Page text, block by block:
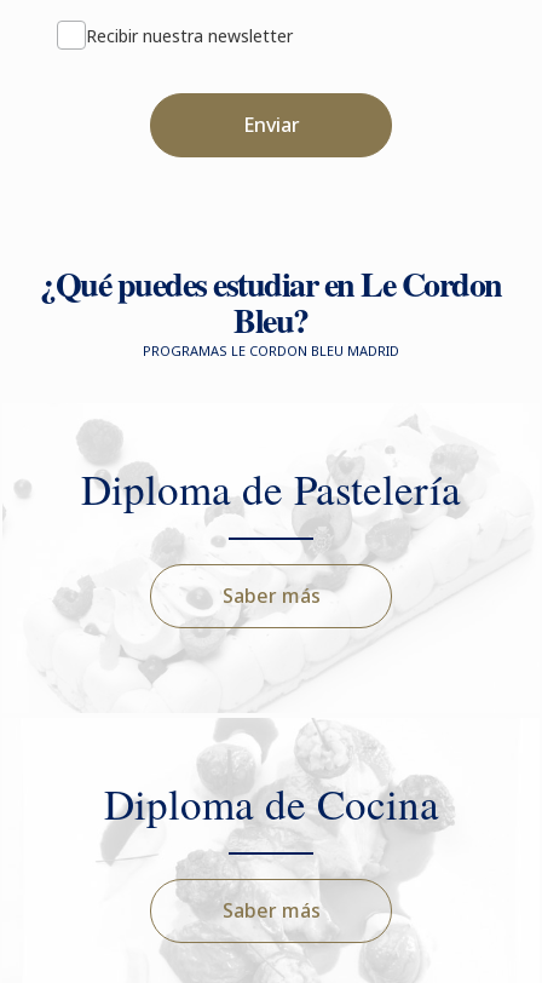
Recibir nuestra newsletter
Enviar
¿Qué puedes estudiar en Le Cordon
Bleu?
PROGRAMAS LE CORDON BLEU MADRID
Diploma de Pastelería
Saber más
Diploma de Cocina
Saber más